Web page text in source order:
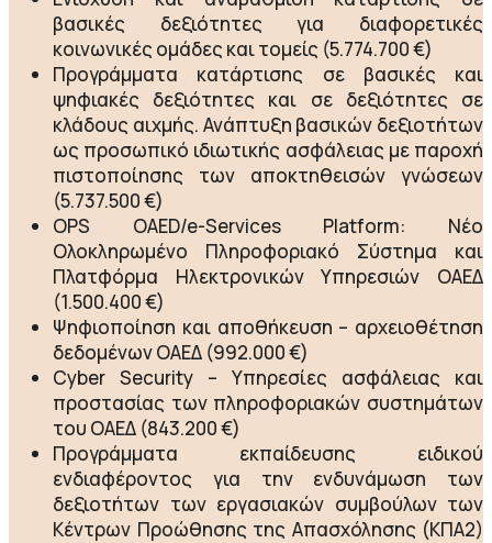
βασικές δεξιότητες για διαφορετικές
κοινωνικές ομάδες και τομείς (5.774.700 €)
Προγράμματα κατάρτισης σε βασικές και
ψηφιακές δεξιότητες και σε δεξιότητες σε
κλάδους αιχμής. Ανάπτυξη βασικών δεξιοτήτων
ως προσωπικό ιδιωτικής ασφάλειας με παροχή
πιστοποίησης των αποκτηθεισών γνώσεων
(5.737.500 €)
OPS OAED/e-Services Platform: Νέο
Ολοκληρωμένο Πληροφοριακό Σύστημα και
Πλατφόρμα Ηλεκτρονικών Υπηρεσιών ΟΑΕΔ
(1.500.400 €)
Ψηφιοποίηση και αποθήκευση – αρχειοθέτηση
δεδομένων ΟΑΕΔ (992.000 €)
Cyber Security – Υπηρεσίες ασφάλειας και
προστασίας των πληροφοριακών συστημάτων
του ΟΑΕΔ (843.200 €)
Προγράμματα εκπαίδευσης ειδικού
ενδιαφέροντος για την ενδυνάμωση των
δεξιοτήτων των εργασιακών συμβούλων των
Κέντρων Προώθησης της Απασχόλησης (ΚΠΑ2)